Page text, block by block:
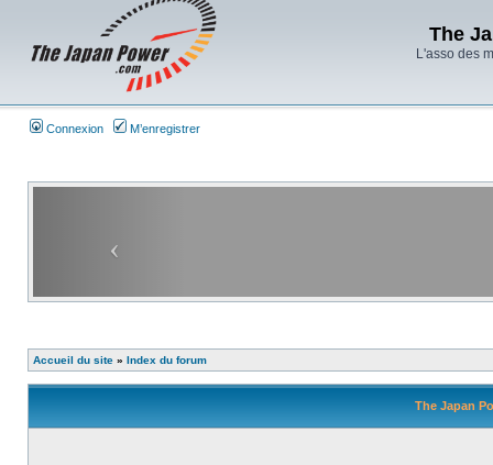
The
L'asso des
Connexion M’enregistrer
Accueil du site » Index du forum
The Japan